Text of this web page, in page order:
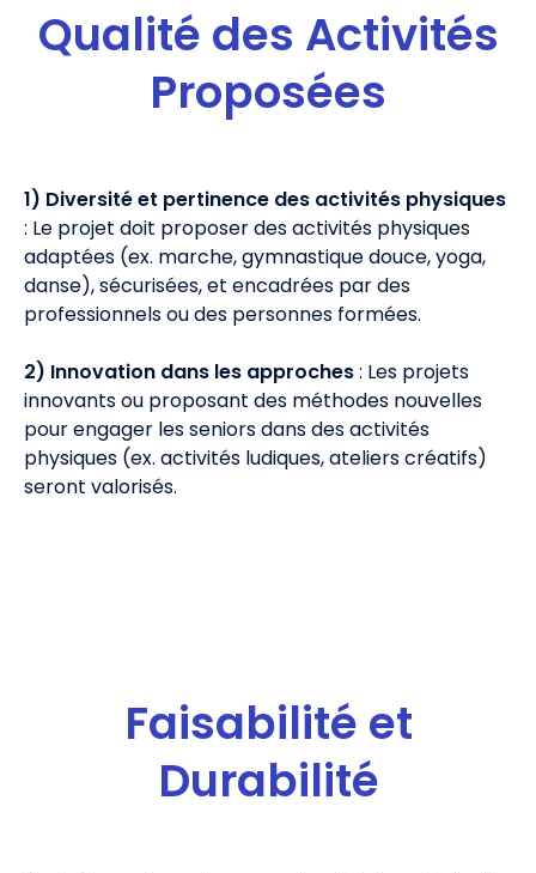
Qualité des Activités
Proposées
1) Diversité et pertinence des activités physiques
: Le projet doit proposer des activités physiques
adaptées (ex. marche, gymnastique douce, yoga,
danse), sécurisées, et encadrées par des
professionnels ou des personnes formées.
2) Innovation dans les approches: Les projets
innovants ou proposant des méthodes nouvelles
pour engager les seniors dans des activités
physiques (ex. activités ludiques, ateliers créatifs)
seront valorisés.
Faisabilité et
Durabilité